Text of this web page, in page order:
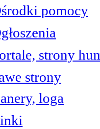
pomocy
strony
strony
loga